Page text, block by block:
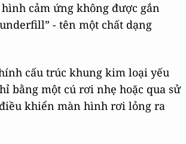
cảm ứng không được gắn
- tên một chất dạng
cấu trúc khung kim loại yếu
bằng một cú rơi nhẹ hoặc qua sử
khiển màn hình rơi lỏng ra